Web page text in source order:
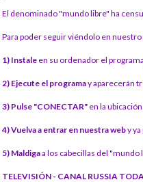
El denominado "mundo libre" ha
Para poder seguir viéndolo en
1) Instale en su ordenador el
2) Ejecute el programay aparecerán
3) Pulse "CONECTAR" en la
4) Vuelva a entrar en nuestra weby
5) Maldigaa los cabecillas del "mundo
TELEVISIÓN - CANAL RUSSIA